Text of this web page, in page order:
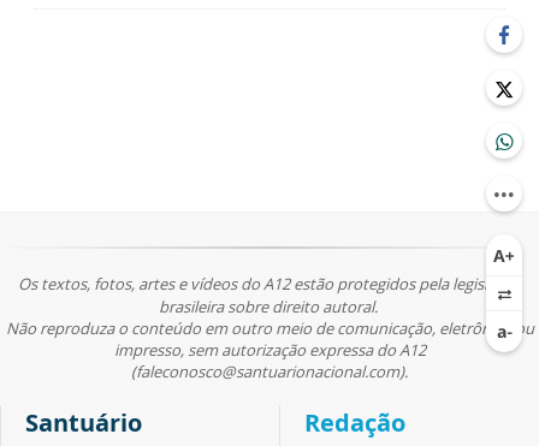
Os textos, fotos, artes e vídeos do A12 estão protegidos pela legislação
brasileira sobre direito autoral.
Não reproduza o conteúdo em outro meio de comunicação, eletrônico ou
impresso, sem autorização expressa do A12
(faleconosco@santuarionacional.com).
Santuário Redação